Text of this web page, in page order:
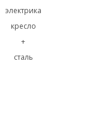
электрика
кресло
+
сталь